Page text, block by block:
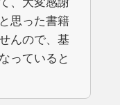
思った書籍
んので、基
っていると